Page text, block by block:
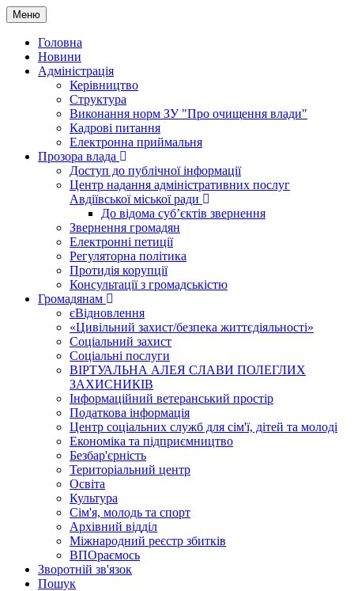
Меню
Головна
Новини
Адміністрація
Керівництво
Структура
Виконання норм ЗУ "Про очищення влади"
Кадрові питання
Електронна приймальня
Прозора влада
Доступ до публічної інформації
Центр надання адміністративних послуг
Авдіївської міської ради
До відома суб’єктів звернення
Звернення громадян
Електронні петиції
Регуляторна політика
Протидія корупції
Консультації з громадськістю
Громадянам
єВідновлення
«Цивільний захист/безпека життєдіяльності»
Соціальний захист
Соціальні послуги
ВІРТУАЛЬНА АЛЕЯ СЛАВИ ПОЛЕГЛИХ
ЗАХИСНИКІВ
Інформаційний ветеранський простір
Податкова інформація
Центр соціальних служб для сім'ї, дітей та молоді
Економіка та підприємництво
Безбар'єрність
Територіальний центр
Освіта
Культура
Сім'я, молодь та спорт
Архівний відділ
Міжнародний реєстр збитків
ВПОраємось
Зворотній зв'язок
Пошук